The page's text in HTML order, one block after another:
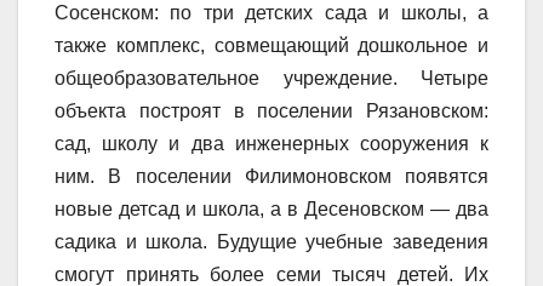
Сосенском: по три детских сада и школы, а
также комплекс, совмещающий дошкольное и
общеобразовательное учреждение. Четыре
объекта построят в поселении Рязановском:
сад, школу и два инженерных сооружения к
ним. В поселении Филимоновском появятся
новые детсад и школа, а в Десеновском — два
садика и школа. Будущие учебные заведения
смогут принять более семи тысяч детей. Их